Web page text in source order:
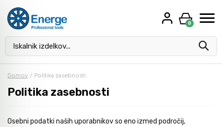
0
Domov / Politika zasebnosti
Politika zasebnosti
Osebni podatki naših uporabnikov so eno izmed področij,
Akcija
Rezalke in brusni material
Baterijsko orodje
Kovinsko pohištvo
Kjunasta merila